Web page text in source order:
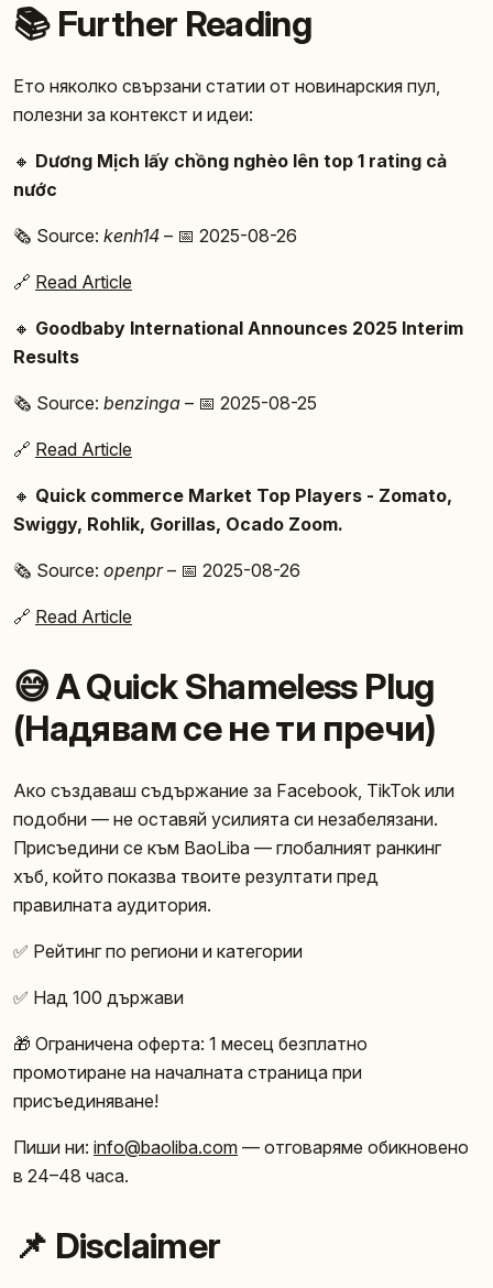
📚 Further Reading
Ето няколко свързани статии от новинарския пул,
полезни за контекст и идеи:
🔸 Dương Mịch lấy chồng nghèo lên top 1 rating cả
nước
🗞️ Source: kenh14 – 📅 2025-08-26
🔗 Read Article
🔸 Goodbaby International Announces 2025 Interim
Results
🗞️ Source: benzinga – 📅 2025-08-25
🔗 Read Article
🔸 Quick commerce Market Top Players - Zomato,
Swiggy, Rohlik, Gorillas, Ocado Zoom.
🗞️ Source: openpr– 📅 2025-08-26
🔗 Read Article
😅 A Quick Shameless Plug
(Надявам се не ти пречи)
Ако създаваш съдържание за Facebook, TikTok или
подобни — не оставяй усилията си незабелязани.
Присъедини се към BaoLiba — глобалният ранкинг
хъб, който показва твоите резултати пред
правилната аудитория.
✅ Рейтинг по региони и категории
✅ Над 100 държави
🎁 Ограничена оферта: 1 месец безплатно
промотиране на началната страница при
присъединяване!
Пиши ни: info@baoliba.com — отговаряме обикновено
в 24–48 часа.
📌 Disclaimer